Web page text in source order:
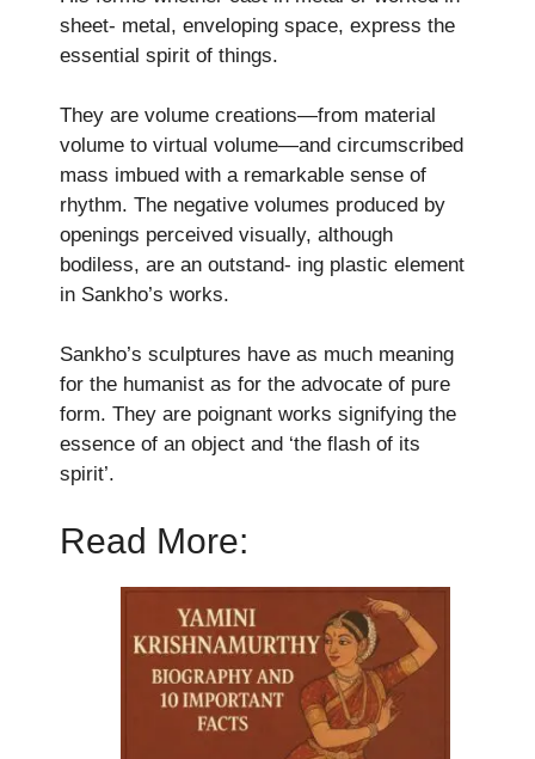
sheet- metal, enveloping space, express the
essential spirit of things.
They are volume creations—from material
volume to virtual volume—and circumscribed
mass imbued with a remarkable sense of
rhythm. The negative volumes produced by
openings perceived visually, although
bodiless, are an outstand- ing plastic element
in Sankho’s works.
Sankho’s sculptures have as much meaning
for the humanist as for the advocate of pure
form. They are poignant works signifying the
essence of an object and ‘the flash of its
spirit’.
Read More: